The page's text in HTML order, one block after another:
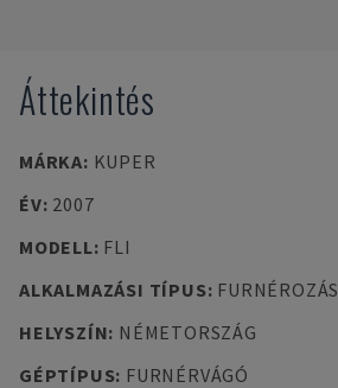
Áttekintés
MÁRKA: KUPER
ÉV: 2007
MODELL: FLI
ALKALMAZÁSI TÍPUS: FURNÉROZÁS
HELYSZÍN: NÉMETORSZÁG
GÉPTÍPUS: FURNÉRVÁGÓ